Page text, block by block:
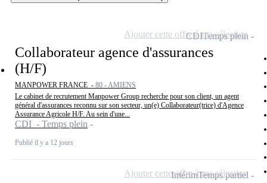
Collaborateur agence d'assurances
(H/F)
MANPOWER FRANCE - 80 - AMIENS
Le cabinet de recrutement Manpower Group recherche pour son client, un agent
général d'assurances reconnu sur son secteur, un(e) Collaborateur(trice) d'Agence
Assurance Agricole H/F. Au sein d'une...
CDI - Temps plein
Publié il y a 12 jours
CDITemps plein
Ajouter cette offre à ma sélection
IntérimTemps partiel
Ajouter cette offre à ma sélection